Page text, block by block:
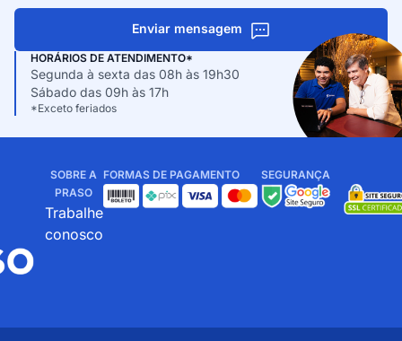
Enviar mensagem
HORÁRIOS DE ATENDIMENTO*
Segunda à sexta das 08h às 19h30
Sábado das 09h às 17h
*Exceto feriados
SOBRE A
PRASO
Trabalhe
conosco
FORMAS DE PAGAMENTO SEGURANÇA